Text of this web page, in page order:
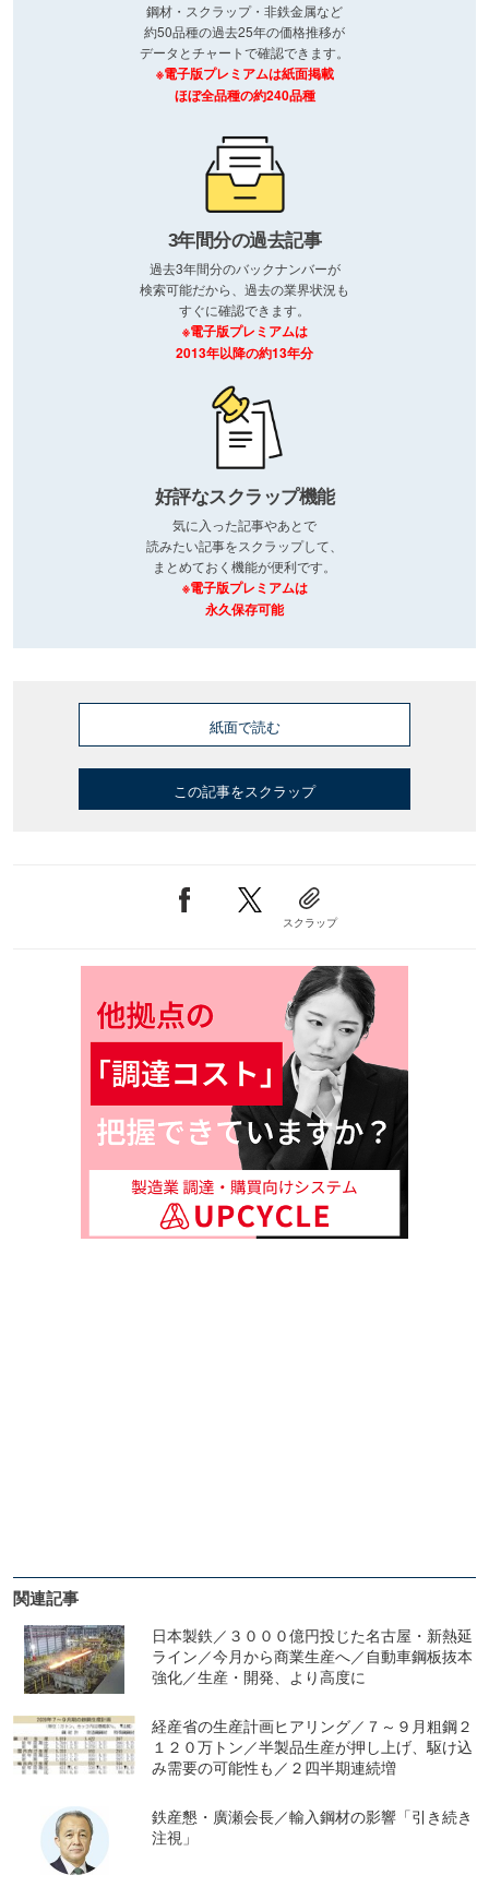
鋼材・スクラップ・非鉄金属など
約50品種の過去25年の価格推移が
データとチャートで確認できます。
※電子版プレミアムは紙面掲載
ほぼ全品種の約240品種
3年間分の過去記事
過去3年間分のバックナンバーが
検索可能だから、過去の業界状況も
すぐに確認できます。
※電子版プレミアムは
2013年以降の約13年分
好評なスクラップ機能
気に入った記事やあとで
読みたい記事をスクラップして、
まとめておく機能が便利です。
※電子版プレミアムは
永久保存可能
紙面で読む
この記事をスクラップ
スクラップ
関連記事
日本製鉄／３０００億円投じた名古屋・新熱延
ライン／今月から商業生産へ／自動車鋼板抜本
強化／生産・開発、より高度に
経産省の生産計画ヒアリング／７～９月粗鋼２
１２０万トン／半製品生産が押し上げ、駆け込
み需要の可能性も／２四半期連続増
鉄産懇・廣瀬会長／輸入鋼材の影響「引き続き
注視」